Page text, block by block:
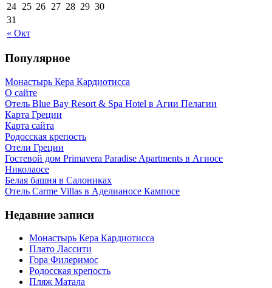
« Окт
24 25 26 27 28 29 30
31
Популярное
Монастырь Кера Кардиотисса
О сайте
Отель Blue Bay Resort & Spa Hotel в Агии Пелагии
Карта Греции
Карта сайта
Родосская крепость
Отели Греции
Гостевой дом Primavera Paradise Apartments в Агиосе
Николаосе
Белая башня в Салониках
Отель Carme Villas в Аделианосе Кампосе
Недавние записи
Монастырь Кера Кардиотисса
Плато Лассити
Гора Филеримос
Родосская крепость
Пляж Матала